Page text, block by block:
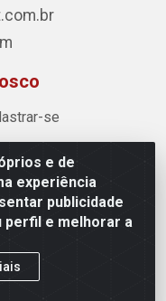
e de
experiência
publicidade
perfil e melhorar a
se
254 - Recreio
42.700-590 - CNPJ